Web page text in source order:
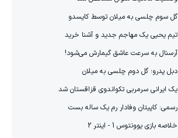
گل سوم چلسی به میلان توسط کایسدو
تیم یحیی یک مهاجم جدید و آشنا خرید
آرسنال به سرعت عاشق گیمارش می‌شود!
دبل پدرو؛ گل دوم چلسی به میلان
یک ایرانی سرمربی تکواندوی قزاقستان شد
رسمی: کاپیتان وفادار رم یک ساله بست
خلاصه بازی یوونتوس 1 - اینتر 2